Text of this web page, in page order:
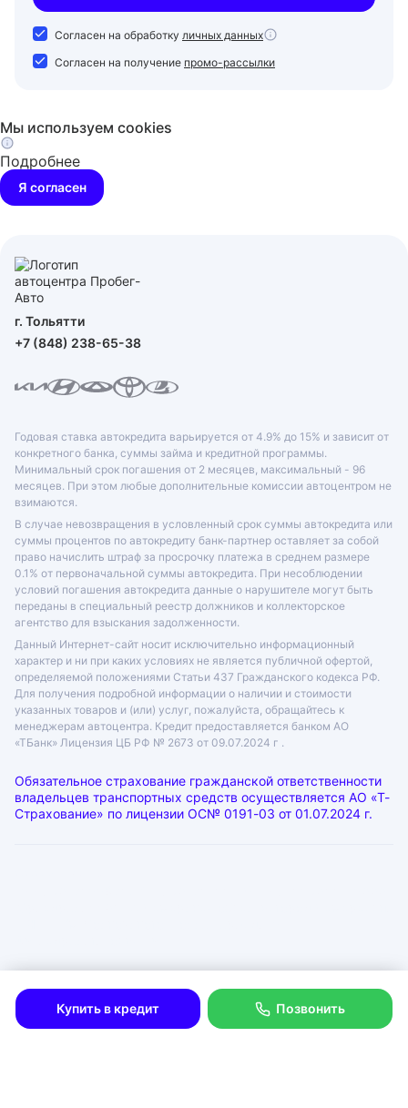
Купить в кредит Позвонить
Согласен на обработку личных данных
Согласен на получение промо-рассылки
Мы используем cookies
Подробнее
Я согласен
г. Тольятти
+7 (848) 238-65-38
Годовая ставка автокредита варьируется от 4.9% до 15% и зависит от
конкретного банка, суммы займа и кредитной программы.
Минимальный срок погашения от 2 месяцев, максимальный - 96
месяцев. При этом любые дополнительные комиссии автоцентром не
взимаются.
В случае невозвращения в условленный срок суммы автокредита или
суммы процентов по автокредиту банк-партнер оставляет за собой
право начислить штраф за просрочку платежа в среднем размере
0.1% от первоначальной суммы автокредита. При несоблюдении
условий погашения автокредита данные о нарушителе могут быть
переданы в специальный реестр должников и коллекторское
агентство для взыскания задолженности.
Данный Интернет-сайт носит исключительно информационный
характер и ни при каких условиях не является публичной офертой,
определяемой положениями Статьи 437 Гражданского кодекса РФ.
Для получения подробной информации о наличии и стоимости
указанных товаров и (или) услуг, пожалуйста, обращайтесь к
менеджерам автоцентра. Кредит предоставляется банком АО
«ТБанк» Лицензия ЦБ РФ № 2673 от 09.07.2024 г .
Обязательное страхование гражданской ответственности
владельцев транспортных средств осуществляется АО «Т-
Страхование» по лицензии ОС№ 0191-03 от 01.07.2024 г.
Согласие на рекламную рассылку